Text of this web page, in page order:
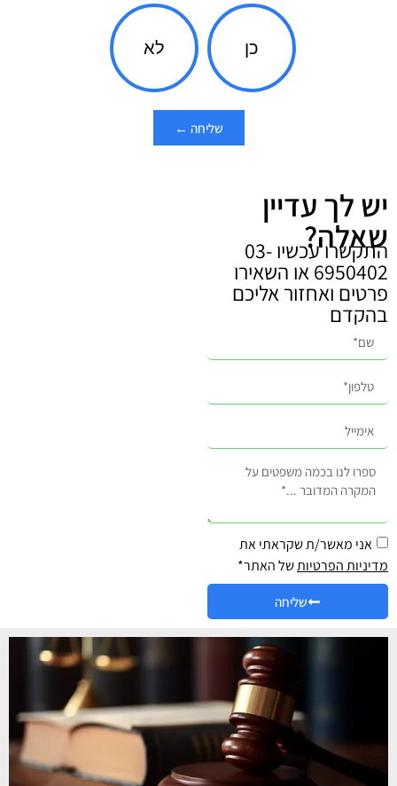
כן לא
שליחה ←
יש לך עדיין
שאלה? התקשרו עכשיו 03-
6950402 או השאירו
פרטים ואחזור אליכם
בהקדם
אני מאשר/ת שקראתי את
מדיניות הפרטיותשל האתר*
שליחה